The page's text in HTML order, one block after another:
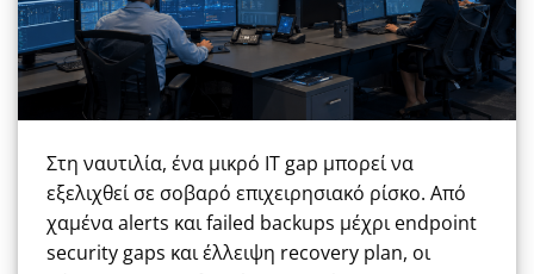
Στη ναυτιλία, ένα μικρό IT gap μπορεί να
εξελιχθεί σε σοβαρό επιχειρησιακό ρίσκο. Από
χαμένα alerts και failed backups μέχρι endpoint
security gaps και έλλειψη recovery plan, οι